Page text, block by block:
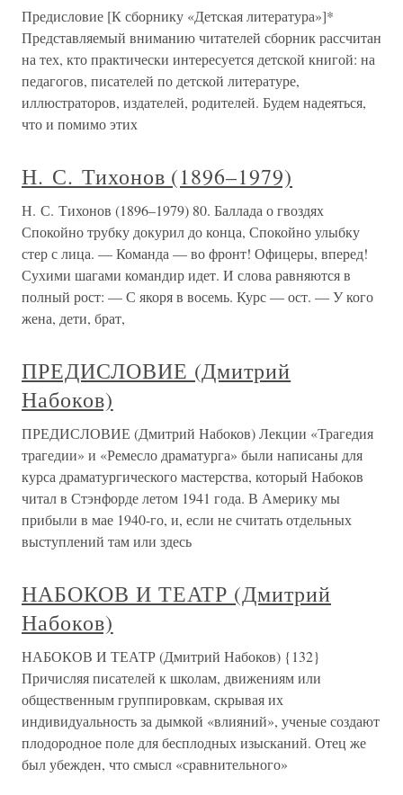
Предисловие [К сборнику «Детская литература»]*
Представляемый вниманию читателей сборник рассчитан
на тех, кто практически интересуется детской книгой: на
педагогов, писателей по детской литературе,
иллюстраторов, издателей, родителей. Будем надеяться,
что и помимо этих
Н. С. Тихонов (1896–1979)
Н. С. Тихонов (1896–1979) 80. Баллада о гвоздях
Спокойно трубку докурил до конца, Спокойно улыбку
стер с лица. — Команда — во фронт! Офицеры, вперед!
Сухими шагами командир идет. И слова равняются в
полный рост: — С якоря в восемь. Курс — ост. — У кого
жена, дети, брат,
ПРЕДИСЛОВИЕ (Дмитрий
Набоков)
ПРЕДИСЛОВИЕ (Дмитрий Набоков) Лекции «Трагедия
трагедии» и «Ремесло драматурга» были написаны для
курса драматургического мастерства, который Набоков
читал в Стэнфорде летом 1941 года. В Америку мы
прибыли в мае 1940-го, и, если не считать отдельных
выступлений там или здесь
НАБОКОВ И ТЕАТР (Дмитрий
Набоков)
НАБОКОВ И ТЕАТР (Дмитрий Набоков) {132}
Причисляя писателей к школам, движениям или
общественным группировкам, скрывая их
индивидуальность за дымкой «влияний», ученые создают
плодородное поле для бесплодных изысканий. Отец же
был убежден, что смысл «сравнительного»